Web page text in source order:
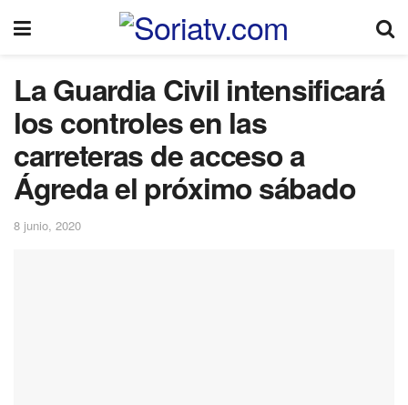
La Guardia Civil intensificará
los controles en las
carreteras de acceso a
Ágreda el próximo sábado
8 junio, 2020